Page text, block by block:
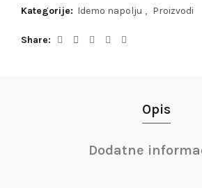
Kategorije: Idemo napolju , Proizvodi
Share
Opis
Dodatne